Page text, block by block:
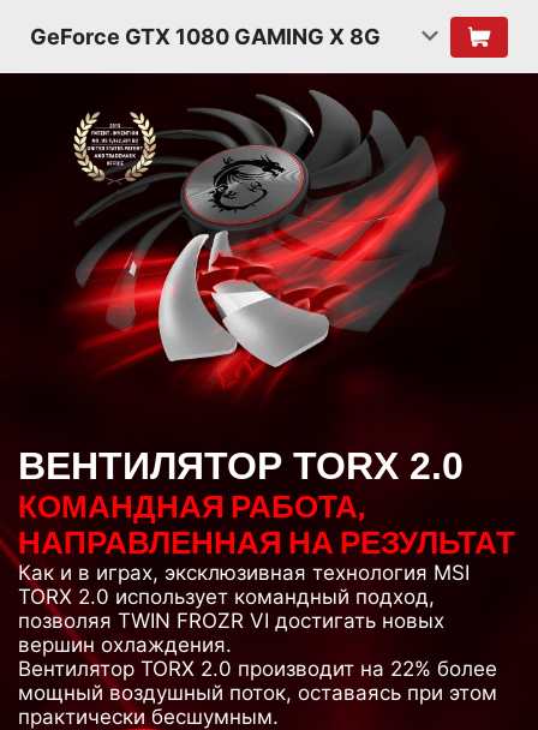
GeForce GTX 1080 GAMING X 8G
ВЕНТИЛЯТОР TORX 2.0
КОМАНДНАЯ РАБОТА,
НАПРАВЛЕННАЯ НА РЕЗУЛЬТАТ
Как и в играх, эксклюзивная технология MSI
TORX 2.0 использует командный подход,
позволяя TWIN FROZR VI достигать новых
вершин охлаждения.
Вентилятор TORX 2.0 производит на 22% более
мощный воздушный поток, оставаясь при этом
практически бесшумным.